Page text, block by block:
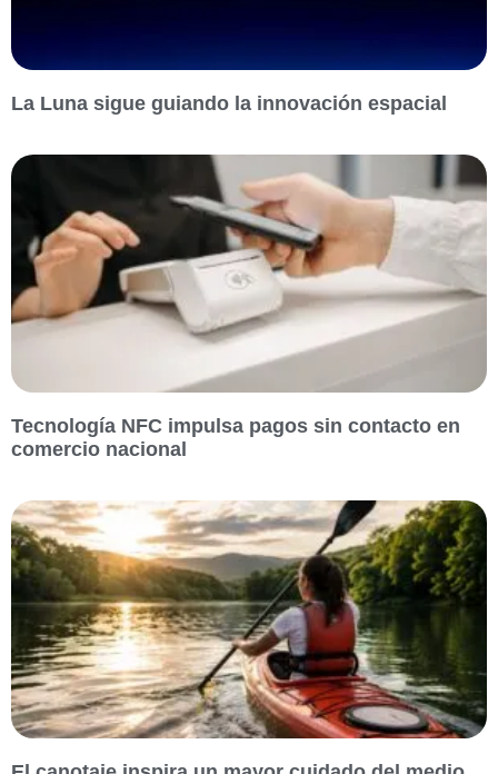
La Luna sigue guiando la innovación espacial
Tecnología NFC impulsa pagos sin contacto en
comercio nacional